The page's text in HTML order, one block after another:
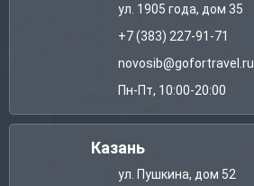
ул. 1905 года, дом 35
+7 (383) 227-91-71
novosib@gofortravel.ru
Пн-Пт, 10:00-20:00
Казань
ул. Пушкина, дом 52